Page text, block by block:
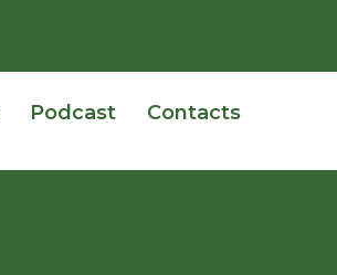
Podcast Contacts